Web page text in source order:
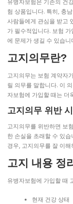
험 상품입니다. 특히, 충
사람들에게 관심을 받고
가 필수적입니다. 보험
에 문제가 생길 수 있습니
고지의무란?
고지의무는 보험 계약자
릴 의무를 말합니다. 이
자보험에 가입할 때는 더
고지의무 위반
고지의무를 위반하면 보
한 손실을 초래할 수 있
경우, 고지의무를 잘 이
고지 내용 정
유병자보험에 가입할 때
현재 건강 상태